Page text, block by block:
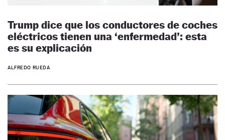
Trump dice que los conductores de coches
eléctricos tienen una ‘enfermedad’: esta
es su explicación
ALFREDO RUEDA